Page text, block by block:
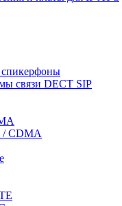
спикерфоны
связи DECT SIP
/ CDMA